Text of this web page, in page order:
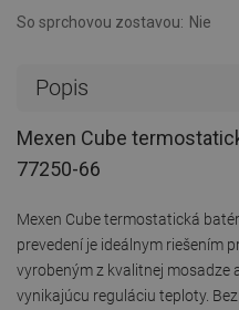
So sprchovou zostavou: Nie
Popis
Mexen Cube
77250-66
Mexen Cube termostatická
prevedení je ideálnym riešením
vyrobeným z kvalitnej
vynikajúcu reguláciu teploty.